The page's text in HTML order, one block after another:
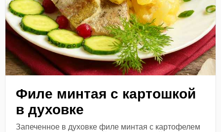
Филе минтая с картошкой
в духовке
Запеченное в духовке филе минтая с картофелем